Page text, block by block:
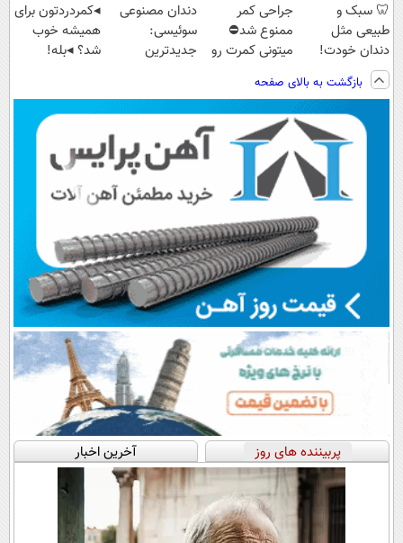
🦷 سبک و
طبیعی مثل
دندان خودت!
نصب آسان و
پرداخت اقساطی
💳 📍 تهران
جراحی کمر
ممنوع شد⛔
میتونی کمرت رو
کنی! 👈🏻
پرسش‌نامه
دندان مصنوعی
سوئیسی:
جدیدترین
پرداخت قسطی
◂کمردردتون برای
همیشه خوب
شد؟ ◂بله!
بازگشت به بالای صفحه
پربیننده های روز آخرین اخبار